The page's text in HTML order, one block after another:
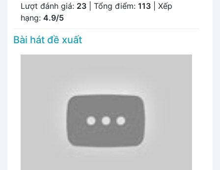
Lượt đánh giá: 23 | Tổng điểm: 113 | Xếp
hạng: 4.9/5
Bài hát đề xuất